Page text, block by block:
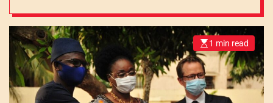
E
s
t
m
a
t
1 min read